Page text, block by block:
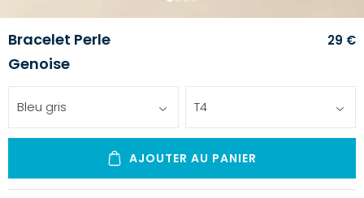
1 234
Bracelet Perle
Genoise
29 €
Bleu gris T4
AJOUTER AU PANIER